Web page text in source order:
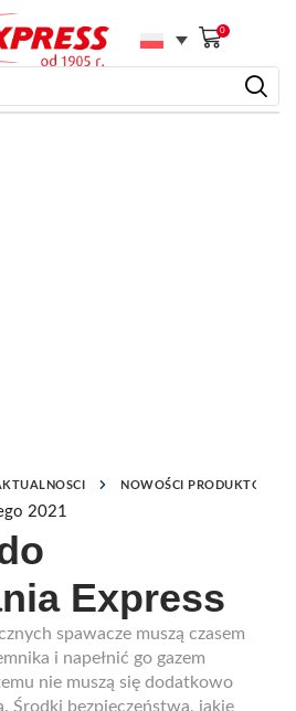
0
NOWOŚCI PRODUKTOWE
2021
Express
spawacze muszą czasem
i napełnić go gazem
nie muszą się dodatkowo
Środki bezpieczeństwa, jakie